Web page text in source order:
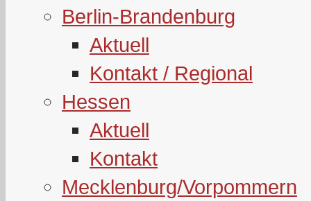
Berlin-Brandenburg
Aktuell
Kontakt / Regional
Hessen
Aktuell
Kontakt
Mecklenburg/Vorpommern